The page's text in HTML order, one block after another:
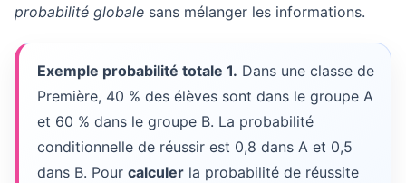
probabilité globale sans mélanger les informations.
Exemple probabilité totale 1. Dans une classe de
Première, 40 % des élèves sont dans le groupe A
et 60 % dans le groupe B. La probabilité
conditionnelle de réussir est 0,8 dans A et 0,5
dans B. Pour calculer la probabilité de réussite